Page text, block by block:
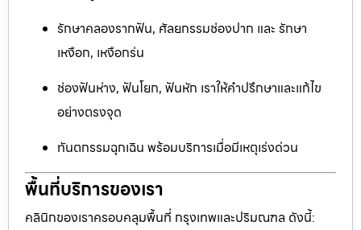
รักษาคลองรากฟัน, ศัลยกรรมช่องปาก และ รักษา
เหงือก, เหงือกร่น
ช่องฟันห่าง, ฟันโยก, ฟันหัก เราให้คำปรึกษาและแก้ไข
อย่างตรงจุด
ทันตกรรมฉุกเฉิน พร้อมบริการเมื่อมีเหตุเร่งด่วน
พื้นที่บริการของเรา
คลินิกของเราครอบคลุมพื้นที่ กรุงเทพและปริมณฑล ดังนี้: